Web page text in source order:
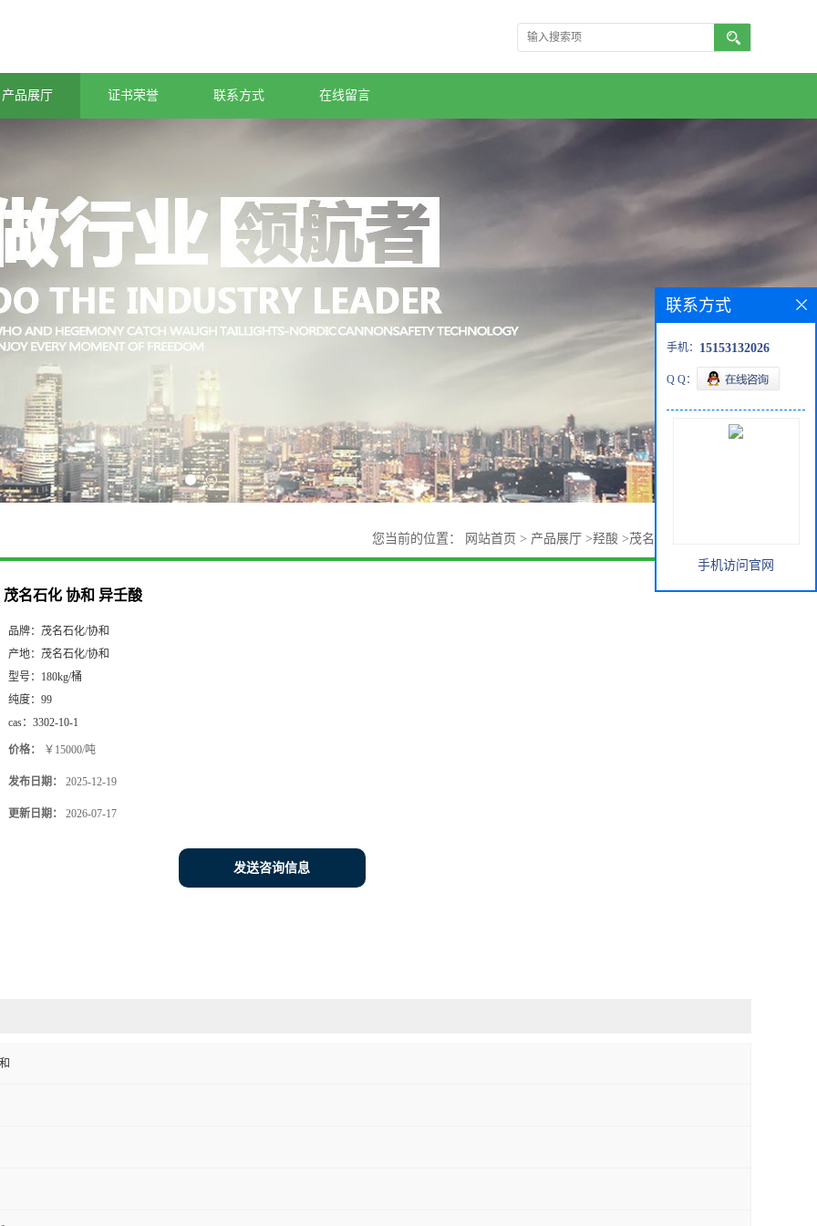
产品展厅 证书荣誉 联系方式 在线留言
您当前的位置： 网站首页 > 产品展厅 >羟酸 >茂名石化 协和 异壬酸
茂名石化 协和 异壬酸
品牌： 茂名石化/协和
产地： 茂名石化/协和
型号： 180kg/桶
纯度： 99
cas： 3302-10-1
价格： ￥15000/吨
发布日期： 2025-12-19
更新日期： 2026-07-17
发送咨询信息
联系方式
手机： 15153132026
Q Q：
手机访问官网